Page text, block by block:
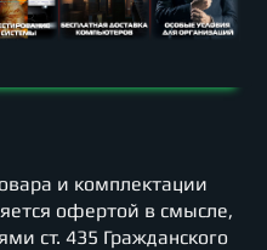
и комплектации
офертой в смысле,
ст. 435 Гражданского